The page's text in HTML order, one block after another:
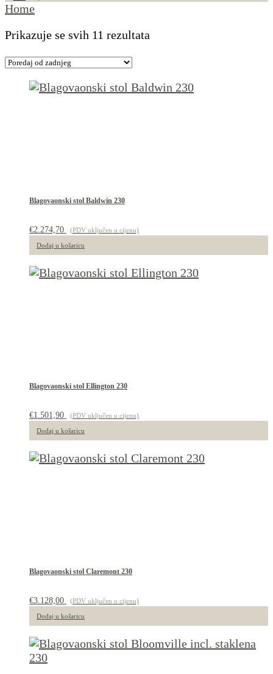
Home
Prikazuje se svih 11 rezultata
Blagovaonski stol Baldwin 230
€2.274,70 (PDV uključen u cijenu)
Dodaj u košaricu
Blagovaonski stol Ellington 230
€1.501,90 (PDV uključen u cijenu)
Dodaj u košaricu
Blagovaonski stol Claremont 230
€3.128,00 (PDV uključen u cijenu)
Dodaj u košaricu